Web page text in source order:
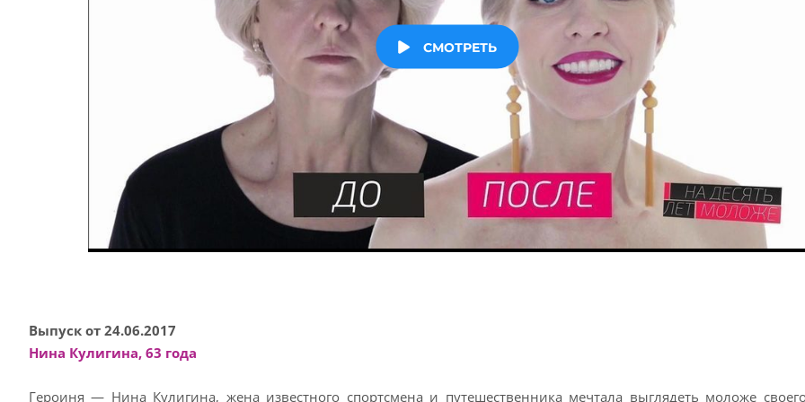
Выпуск от 24.06.2017
Нина Кулигина, 63 года
Героиня — Нина Кулигина, жена известного спортсмена и путешественника мечтала выглядеть моложе своего